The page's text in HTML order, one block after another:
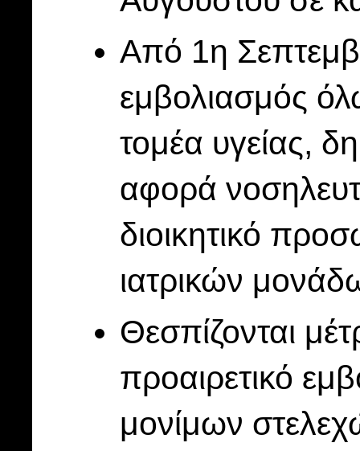
Από 1η
εμβολιασμός
τομέα υγείας,
αφορά
διοικητικό
ιατρικών
Θεσπίζονται
προαιρετικό
μονίμων